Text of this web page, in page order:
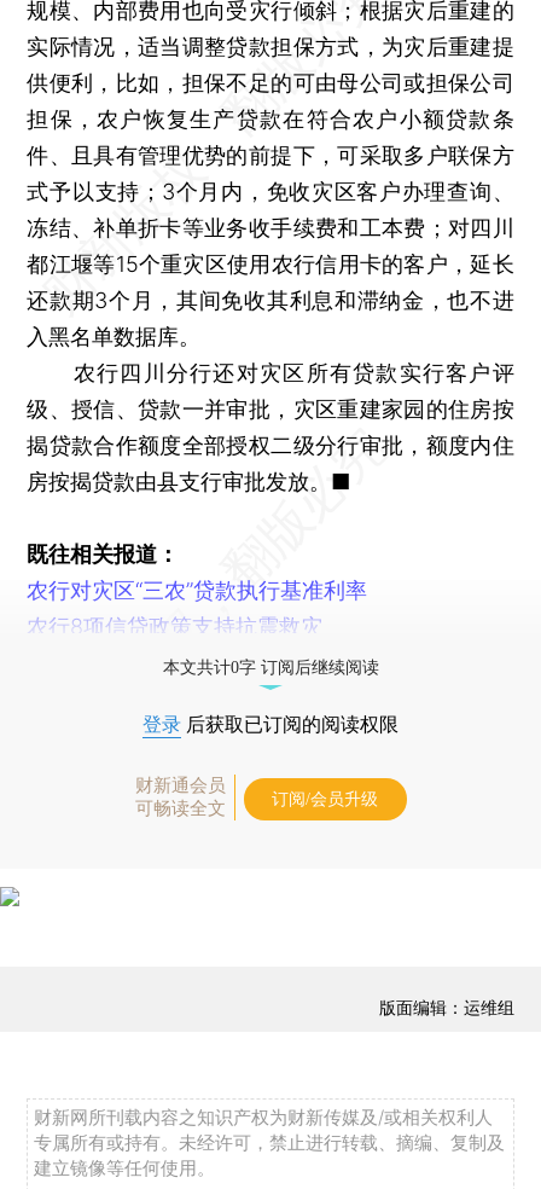
规模、内部费用也向受灾行倾斜；根据灾后重建的
实际情况，适当调整贷款担保方式，为灾后重建提
供便利，比如，担保不足的可由母公司或担保公司
担保，农户恢复生产贷款在符合农户小额贷款条
件、且具有管理优势的前提下，可采取多户联保方
式予以支持；3个月内，免收灾区客户办理查询、
冻结、补单折卡等业务收手续费和工本费；对四川
都江堰等15个重灾区使用农行信用卡的客户，延长
还款期3个月，其间免收其利息和滞纳金，也不进
入黑名单数据库。
农行四川分行还对灾区所有贷款实行客户评
级、授信、贷款一并审批，灾区重建家园的住房按
揭贷款合作额度全部授权二级分行审批，额度内住
房按揭贷款由县支行审批发放。■
既往相关报道：
农行对灾区“三农”贷款执行基准利率
农行8项信贷政策支持抗震救灾
本文共计0字 订阅后继续阅读
登录 后获取已订阅的阅读权限
财新通会员
可畅读全文
订阅/会员升级
版面编辑：运维组
财新网所刊载内容之知识产权为财新传媒及/或相关权利人
专属所有或持有。未经许可，禁止进行转载、摘编、复制及
建立镜像等任何使用。